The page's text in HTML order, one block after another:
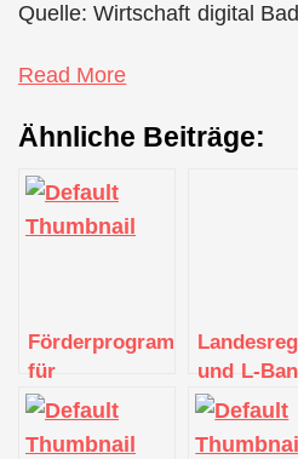
Quelle: Wirtschaft digital
Read More
Ähnliche Beiträge:
Förderprogramm
für
Personalentwicklung
und L-
schreiben